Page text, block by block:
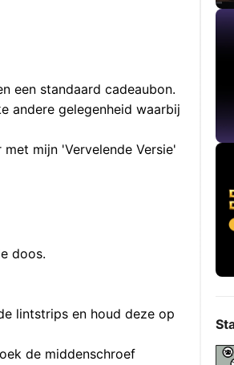
een standaard cadeaubon.
andere gelegenheid waarbij
mijn 'Vervelende Versie'
doos.
lintstrips en houd deze op
de middenschroef